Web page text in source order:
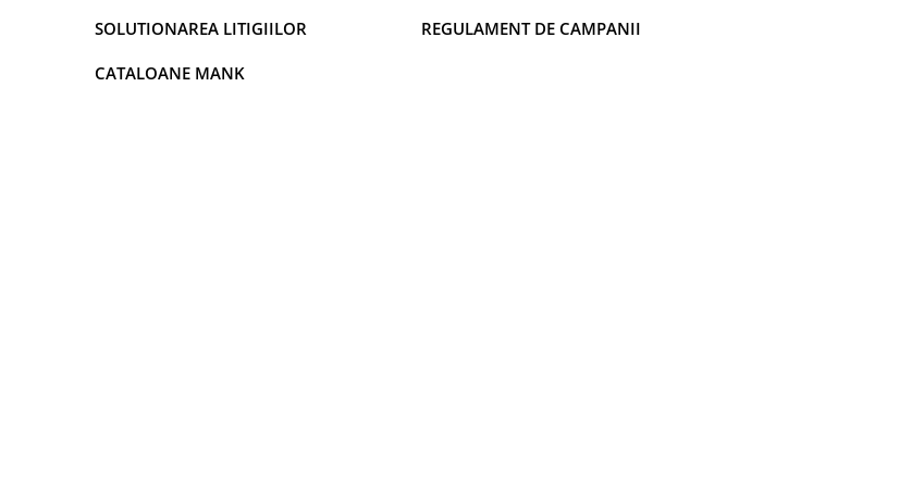
DECOR BABY SHOWER
MINI BAX 1+1 GRATUIT
SOLUTIONAREA LITIGIILOR
CATALOANE MANK
REGULAMENT DE CAMPANII